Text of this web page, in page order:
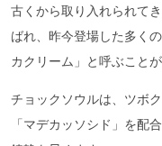
古くから取り入れられて
ばれ、昨今登場した多く
カクリーム」と呼ぶことが
チョックソウルは、ツボ
「マデカッソシド」を配